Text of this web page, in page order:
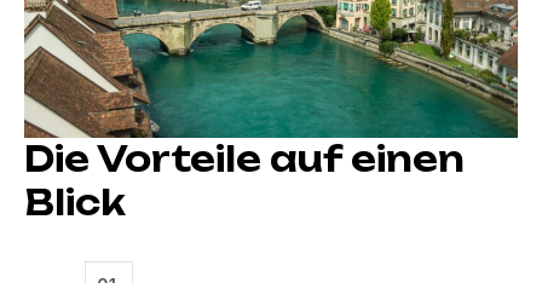
Die Vorteile auf einen
Blick